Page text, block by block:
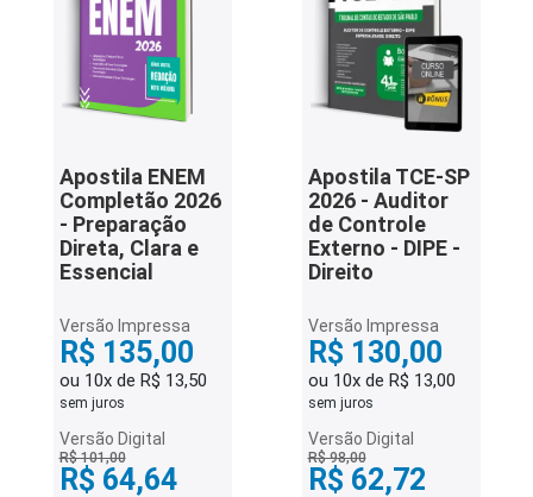
Apostila ENEM
Completão 2026
- Preparação
Direta, Clara e
Essencial
Versão Impressa
R$ 135,00
ou 10x de R$ 13,50
sem juros
Versão Digital
R$ 101,00
R$ 64,64
Apostila TCE-SP
2026 - Auditor
de Controle
Externo - DIPE -
Direito
Versão Impressa
R$ 130,00
ou 10x de R$ 13,00
sem juros
Versão Digital
R$ 98,00
R$ 62,72